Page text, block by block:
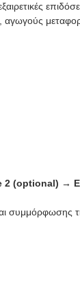
αγωγούς
2 (optional) →
συμμόρφωσης